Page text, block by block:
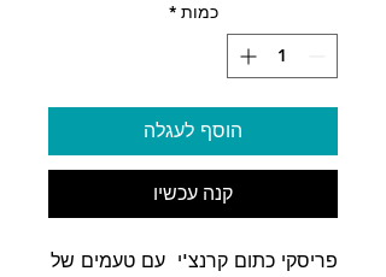
כמות *
הוסף לעגלה
קנה עכשיו
פריסקי כתום קרנצ'י עם טעמים של